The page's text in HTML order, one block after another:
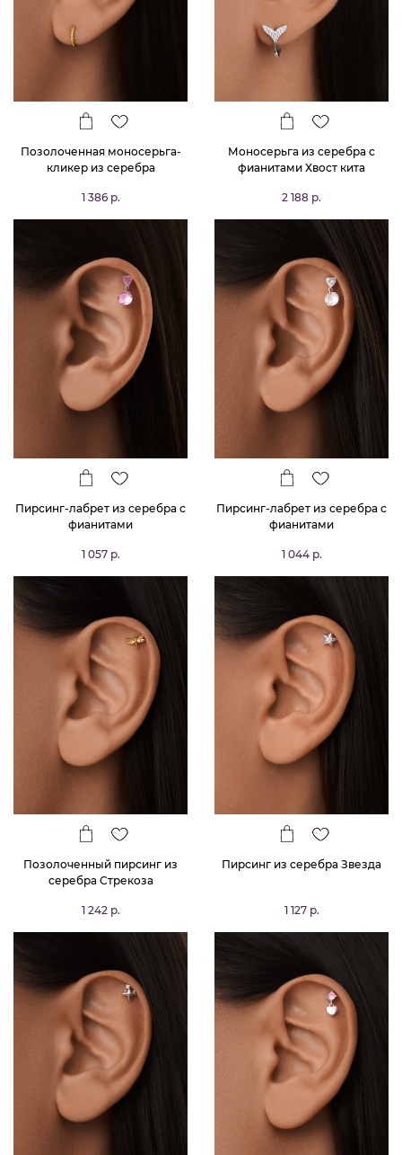
Позолоченная моносерьга-
кликер из серебра
1 386 р.
Моносерьга из серебра с
фианитами Хвост кита
2 188 р.
Пирсинг-лабрет из серебра с
фианитами
1 057 р.
Пирсинг-лабрет из серебра с
фианитами
1 044 р.
Позолоченный пирсинг из
серебра Стрекоза
1 242 р.
Пирсинг из серебра Звезда
1 127 р.